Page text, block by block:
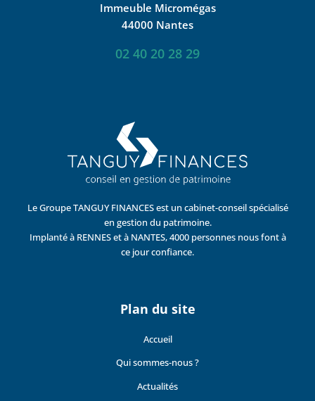
Immeuble Micromégas
44000 Nantes
02 40 20 28 29
Le Groupe TANGUY FINANCES est un cabinet-conseil spécialisé
en gestion du patrimoine.
Implanté à RENNES et à NANTES, 4000 personnes nous font à
ce jour confiance.
Plan du site
Accueil
Qui sommes-nous ?
Actualités